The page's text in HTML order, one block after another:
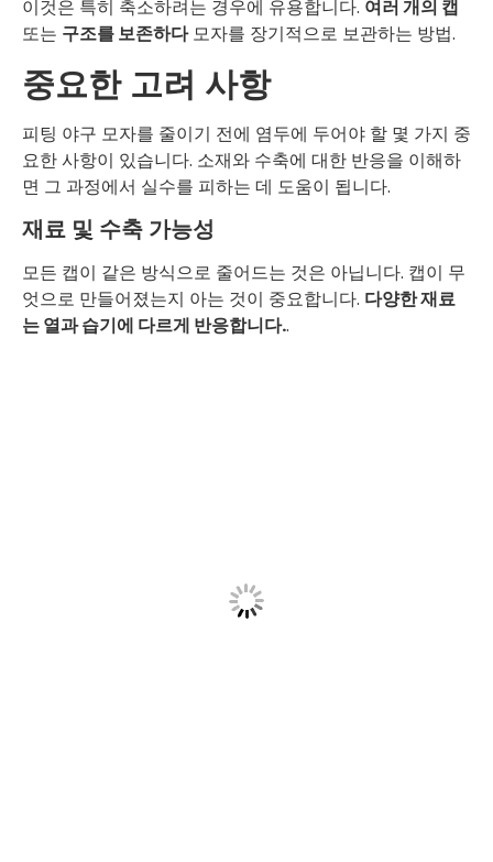
이것은 특히 축소하려는 경우에 유용합니다. 여러 개의 캡
또는 구조를 보존하다모자를 장기적으로 보관하는 방법.
중요한 고려 사항
피팅 야구 모자를 줄이기 전에 염두에 두어야 할 몇 가지 중
요한 사항이 있습니다. 소재와 수축에 대한 반응을 이해하
면 그 과정에서 실수를 피하는 데 도움이 됩니다.
재료 및 수축 가능성
모든 캡이 같은 방식으로 줄어드는 것은 아닙니다. 캡이 무
엇으로 만들어졌는지 아는 것이 중요합니다. 다양한 재료
는 열과 습기에 다르게 반응합니다..